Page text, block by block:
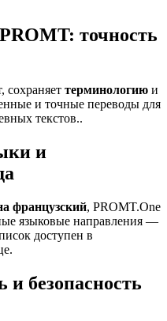
точность
сохраняет терминологию и
и точные переводы для
текстов..
и
французский, PROMT.One
языковые направления —
доступен в
безопасность